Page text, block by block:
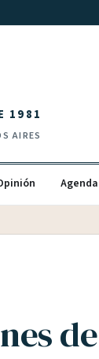
1981
AIRES
Agenda